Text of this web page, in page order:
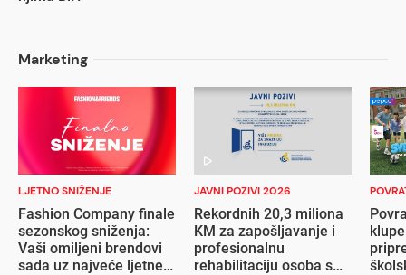
Marketing
LJETNO SNIŽENJE
Fashion Company finale
sezonskog sniženja:
Vaši omiljeni brendovi
sada uz najveće ljetne
JAVNI POZIVI 2026
Rekordnih 20,3 miliona
KM za zapošljavanje i
profesionalnu
rehabilitaciju osoba s